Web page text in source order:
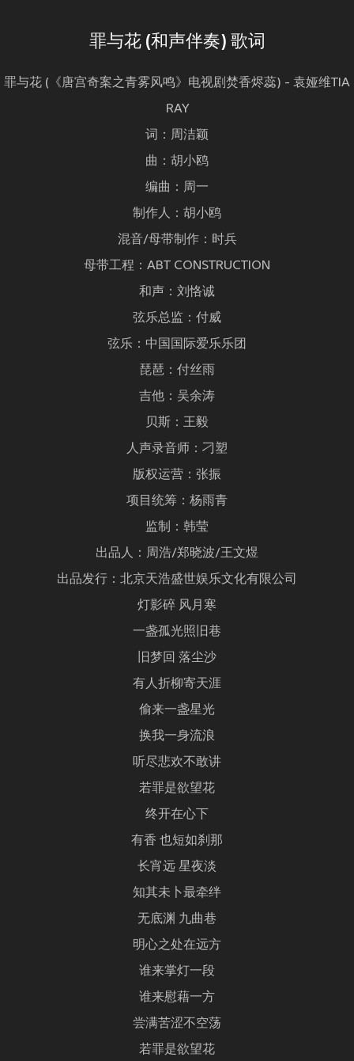
罪与花 (和声伴奏) 歌词
罪与花 (《唐宫奇案之青雾风鸣》电视剧焚香烬蕊) - 袁娅维TIA
RAY
词：周洁颖
曲：胡小鸥
编曲：周一
制作人：胡小鸥
混音/母带制作：时兵
母带工程：ABT CONSTRUCTION
和声：刘恪诚
弦乐总监：付威
弦乐：中国国际爱乐乐团
琵琶：付丝雨
吉他：吴余涛
贝斯：王毅
人声录音师：刁塑
版权运营：张振
项目统筹：杨雨青
监制：韩莹
出品人：周浩/郑晓波/王文煜
出品发行：北京天浩盛世娱乐文化有限公司
灯影碎 风月寒
一盏孤光照旧巷
旧梦回 落尘沙
有人折柳寄天涯
偷来一盏星光
换我一身流浪
听尽悲欢不敢讲
若罪是欲望花
终开在心下
有香 也短如刹那
长宵远 星夜淡
知其未卜最牵绊
无底渊 九曲巷
明心之处在远方
谁来掌灯一段
谁来慰藉一方
尝满苦涩不空荡
若罪是欲望花